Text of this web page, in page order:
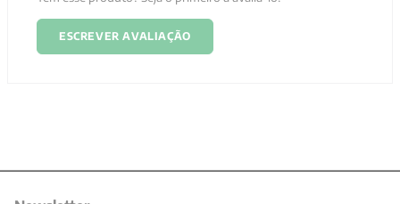
ESCREVER AVALIAÇÃO